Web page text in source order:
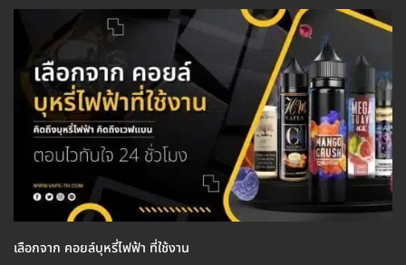
เลือกจาก คอยล์บุหรี่ไฟฟ้า ที่ใช้งาน